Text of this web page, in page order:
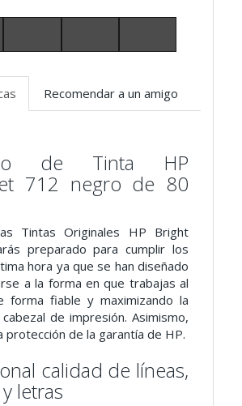
Recomendar a un amigo
de Tinta HP
712 negro de 80
Tintas Originales HP Bright
preparado para cumplir los
hora ya que se han diseñado
a la forma en que trabajas al
forma fiable y maximizando la
de impresión. Asimismo,
protección de la garantía de HP.
calidad de líneas,
letras